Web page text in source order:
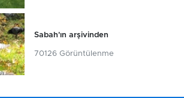
Sabah'ın arşivinden
70126 Görüntülenme